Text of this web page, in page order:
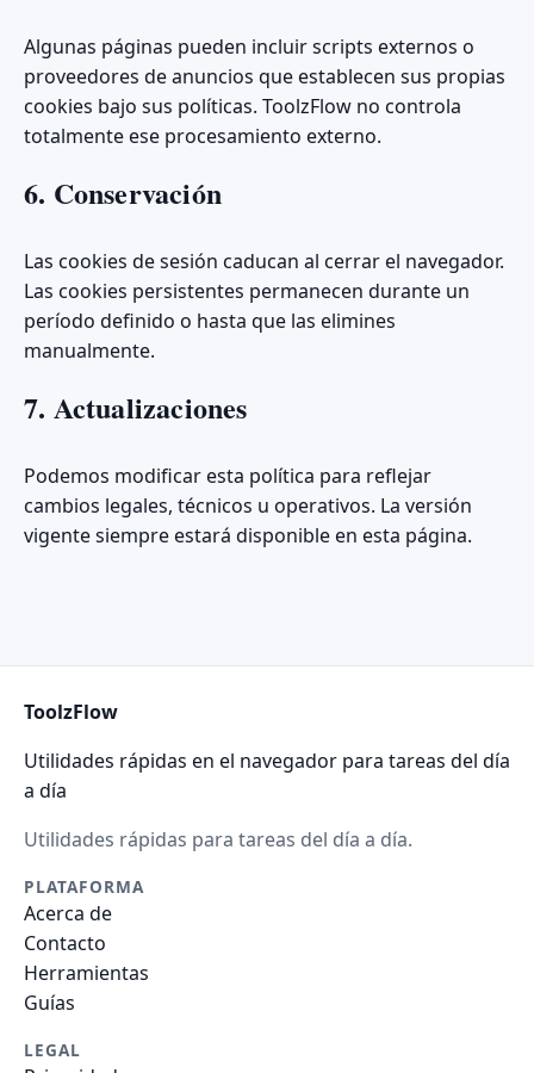
Algunas páginas pueden incluir scripts externos o
proveedores de anuncios que establecen sus propias
cookies bajo sus políticas. ToolzFlow no controla
totalmente ese procesamiento externo.
6. Conservación
Las cookies de sesión caducan al cerrar el navegador.
Las cookies persistentes permanecen durante un
período definido o hasta que las elimines
manualmente.
7. Actualizaciones
Podemos modificar esta política para reflejar
cambios legales, técnicos u operativos. La versión
vigente siempre estará disponible en esta página.
ToolzFlow
Utilidades rápidas en el navegador para tareas del día
a día
Utilidades rápidas para tareas del día a día.
PLATAFORMA
Acerca de
Contacto
Herramientas
Guías
LEGAL